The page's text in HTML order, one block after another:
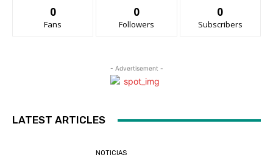
0
Fans
0
Followers
0
Subscribers
- Advertisement -
LATEST ARTICLES
NOTICIAS